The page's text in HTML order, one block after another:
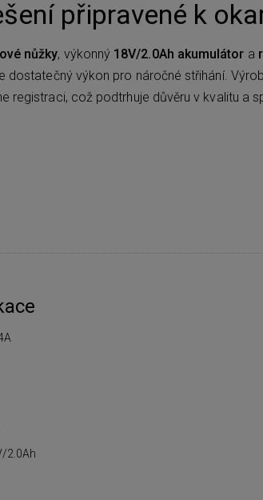
připravené k
nůžky, výkonný 18V/2.0Ah akumulátor a
dostatečný výkon pro náročné střihání.
registraci, což podtrhuje důvěru v kvalitu a
2.0Ah